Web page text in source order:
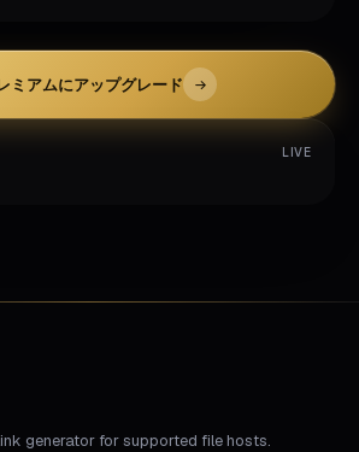
ミアムにアップグレード
LIVE
generator for supported file hosts.